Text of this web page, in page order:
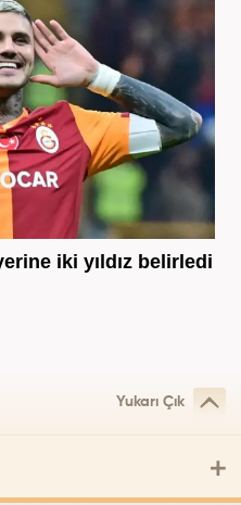
iki yıldız belirledi
Yukarı Çık